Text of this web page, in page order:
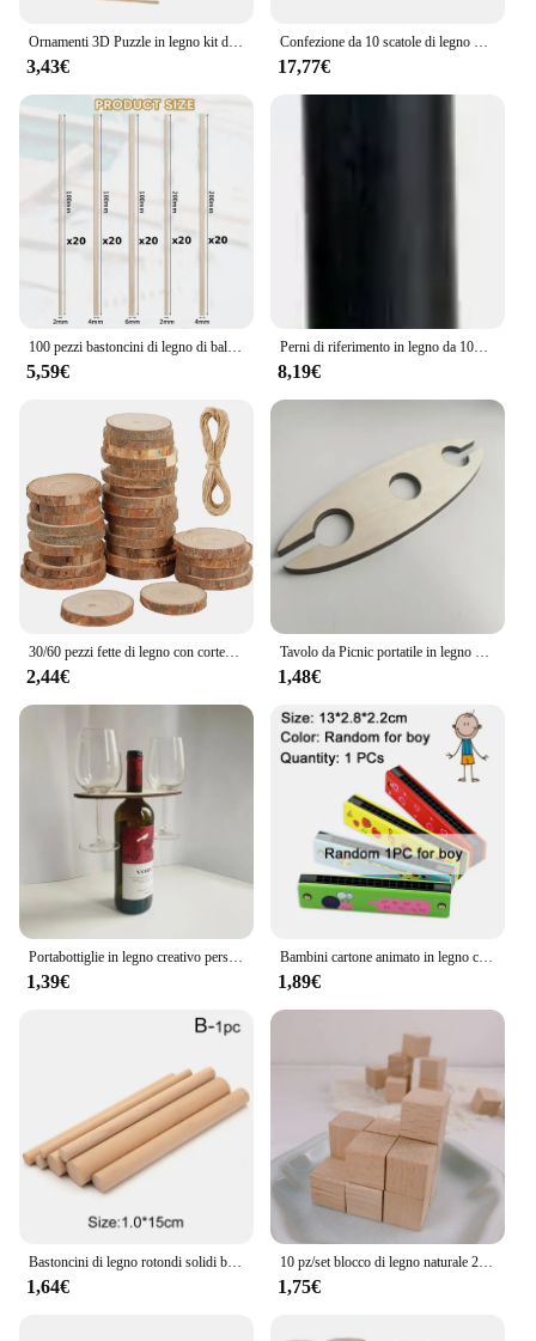
Ornamenti 3D Puzzle in legno kit di assemblaggio di animali decorazione della tavola fai da te sicuro e Non tossico facile da perforare regalo Puzzle per bambini
3,43€
Confezione da 10 scatole di legno piccole con chiusura frontale tesoro verniciabile incompiuto per arti e mestieri fai da te festa di compleanno dei pirati di Halloween
17,77€
100 pezzi bastoncini di legno di balsa aste di centraggio in legno quadrate strisce di legno non finite per la decorazione della casa delle bambole artigianato progetti artistici fai da te modelli
5,59€
Perni di riferimento in legno da 100*20mm legname di legno che gira gli spazi vuoti penna che fa bastone rotondo dimensioni personalizzate lavorazione del legno pezzi fai da te
8,19€
2,44€ 1,48€
1,39€
Bambini cartone animato in legno carino armonica Puzzle Montessori giocattoli musica creativa giocattolo strumenti di riproduzione bambini ragazzi ragazze regali TMZ
1,89€
1,64€
10 pz/set blocco di legno naturale 2x2cm legno artigianato fai da te per bambini costruzione in legno massello novità blocchi giocattoli educativi
1,75€